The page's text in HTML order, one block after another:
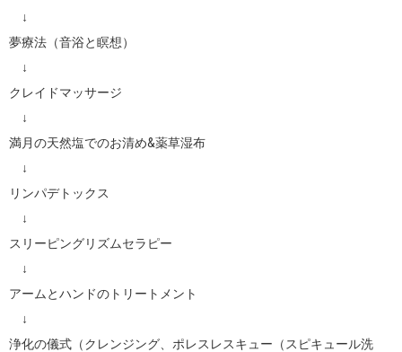
↓
夢療法（音浴と瞑想）
↓
クレイドマッサージ
↓
満月の天然塩でのお清め&薬草湿布
↓
リンパデトックス
↓
スリーピングリズムセラピー
↓
アームとハンドのトリートメント
↓
浄化の儀式（クレンジング、ポレスレスキュー（スピキュール洗